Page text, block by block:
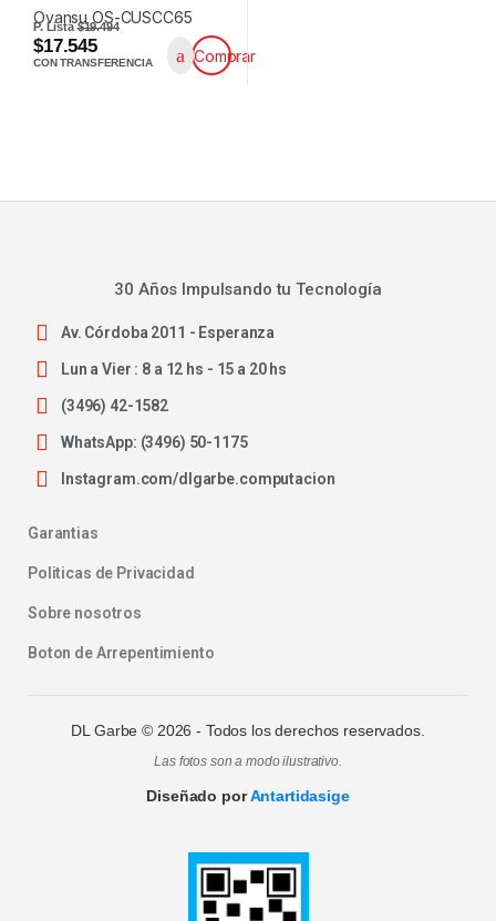
P. Lista$19.494
$17.545
CON TRANSFERENCIA Comprar
30 Años Impulsando tu Tecnología
Av. Córdoba 2011 - Esperanza
Lun a Vier : 8 a 12 hs - 15 a 20 hs
(3496) 42-1582
WhatsApp: (3496) 50-1175
Instagram.com/dlgarbe.computacion
Garantias
Politicas de Privacidad
Sobre nosotros
Boton de Arrepentimiento
DL Garbe © 2026 - Todos los derechos reservados.
Las fotos son a modo ilustrativo.
Diseñado porAntartidasige